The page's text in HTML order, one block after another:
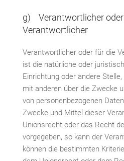
g) Verantwortlicher oder
Verantwortlicher
Verantwortlicher oder für die
ist die natürliche oder
Einrichtung oder andere
mit anderen über die Zwecke
von personenbezogenen
Zwecke und Mittel dieser
Unionsrecht oder das Recht
vorgegeben, so kann der
können die bestimmten